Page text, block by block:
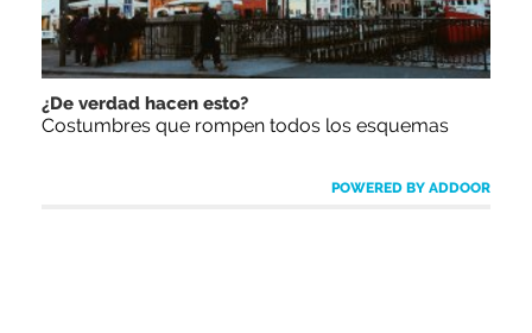
¿De verdad hacen esto?
Costumbres que rompen todos los esquemas
POWERED BY ADDOOR